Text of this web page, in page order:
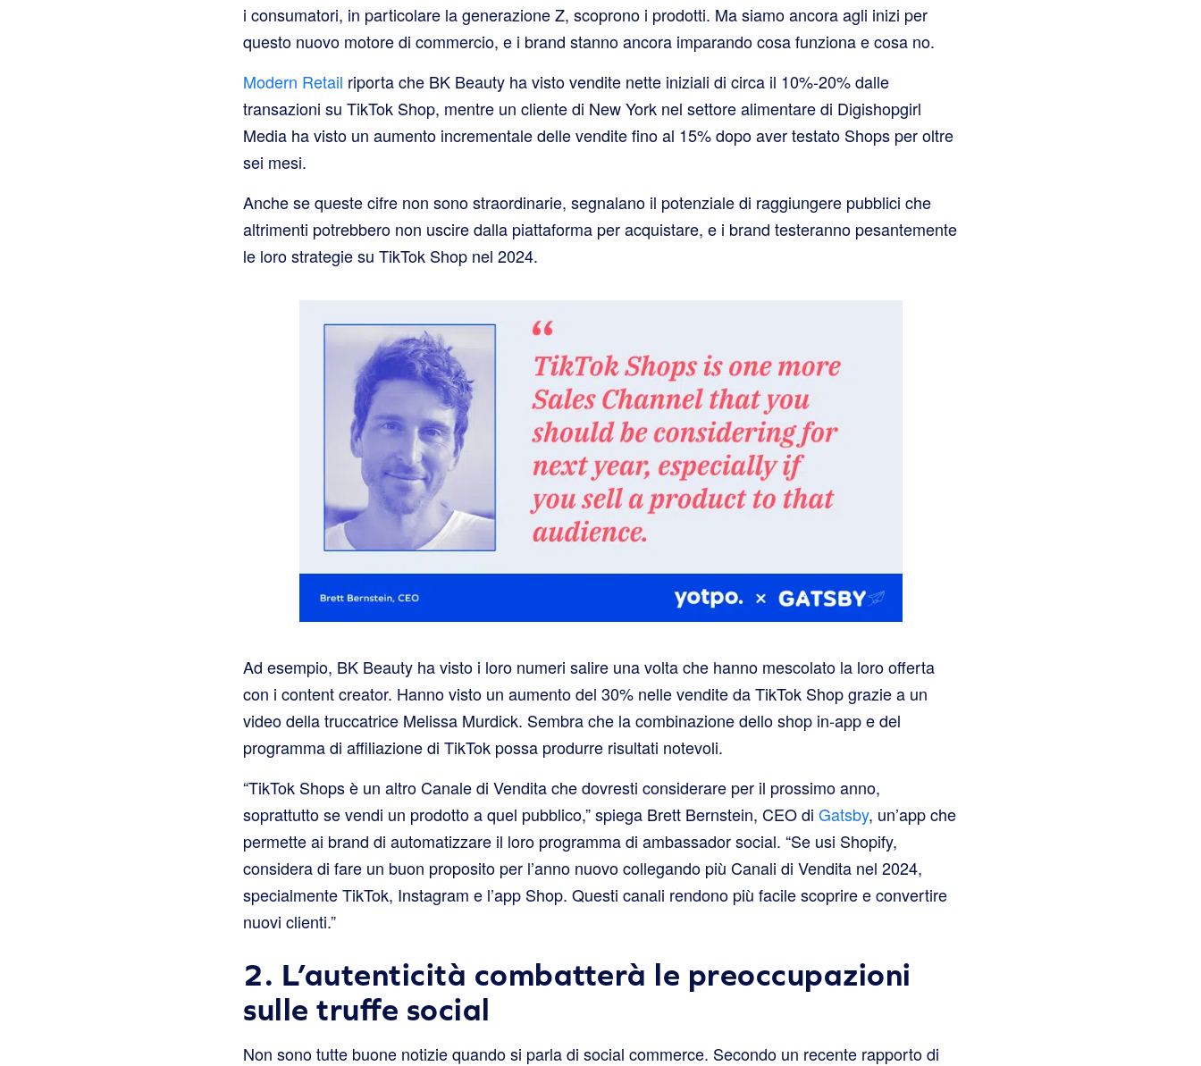
i consumatori, in particolare la generazione Z, scoprono i prodotti. Ma siamo ancora agli inizi per
questo nuovo motore di commercio, e i brand stanno ancora imparando cosa funziona e cosa no.
Modern Retail riporta che BK Beauty ha visto vendite nette iniziali di circa il 10%-20% dalle
transazioni su TikTok Shop, mentre un cliente di New York nel settore alimentare di Digishopgirl
Media ha visto un aumento incrementale delle vendite fino al 15% dopo aver testato Shops per oltre
sei mesi.
Anche se queste cifre non sono straordinarie, segnalano il potenziale di raggiungere pubblici che
altrimenti potrebbero non uscire dalla piattaforma per acquistare, e i brand testeranno pesantemente
le loro strategie su TikTok Shop nel 2024.
Ad esempio, BK Beauty ha visto i loro numeri salire una volta che hanno mescolato la loro offerta
con i content creator. Hanno visto un aumento del 30% nelle vendite da TikTok Shop grazie a un
video della truccatrice Melissa Murdick. Sembra che la combinazione dello shop in-app e del
programma di affiliazione di TikTok possa produrre risultati notevoli.
“TikTok Shops è un altro Canale di Vendita che dovresti considerare per il prossimo anno,
soprattutto se vendi un prodotto a quel pubblico,” spiega Brett Bernstein, CEO di Gatsby, un’app che
permette ai brand di automatizzare il loro programma di ambassador social. “Se usi Shopify,
considera di fare un buon proposito per l’anno nuovo collegando più Canali di Vendita nel 2024,
specialmente TikTok, Instagram e l’app Shop. Questi canali rendono più facile scoprire e convertire
nuovi clienti.”
2. L’autenticità combatterà le preoccupazioni
sulle truffe social
Non sono tutte buone notizie quando si parla di social commerce. Secondo un recente rapporto di